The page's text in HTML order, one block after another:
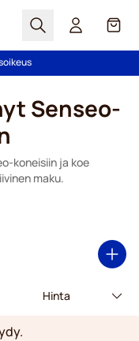
Haku Kori
tilauksille
Senseo-
koneisiin ja koe
maku.